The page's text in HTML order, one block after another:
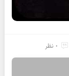
0 نظر